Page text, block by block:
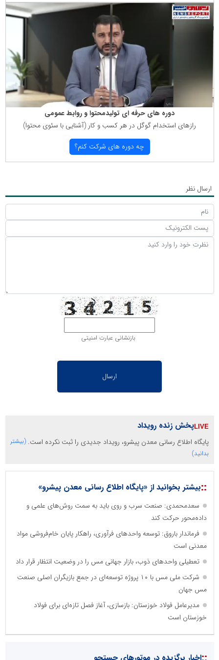
دوره های حرفه ای تولیدمحتوا و روابط عمومی
رازهای استخدام گوگل در هر كسب و كار (آشنایی با سئوی محتوا)
چه دوره های شركت كنم؟
ارسال نظر
بازنشانی عبارت امنیتی
پخش زنده رویداد
پایگاه اطلاع رسانی معدن پیشرو، رویداد جدیدی را ثبت نکرده است. (بیشتر
بدانید)
::بیشتر بخوانید از «پایگاه اطلاع رسانی معدن پیشرو»
سعدمحمدی: صنعت سرب و روی باید به سمت روش‌های علمی و
داده‌محور حرکت کند
فرماندار باروق: توسعه واحدهای فرآوری، راهکار پایان خام‌فروشی مواد
معدنی است
تعطیلی واحدهای ذوب، بازار جهانی مس را در وضعیت انتظار قرار داد
شرکت ملی مس با ۱۰ پروژه توسعه‌ای در جمع بازیگران اصلی صنعت
مس جهان
مدیرعامل فولاد خوزستان: بازسازی، آغاز فصل تازه‌ای برای فولاد
خوزستان است